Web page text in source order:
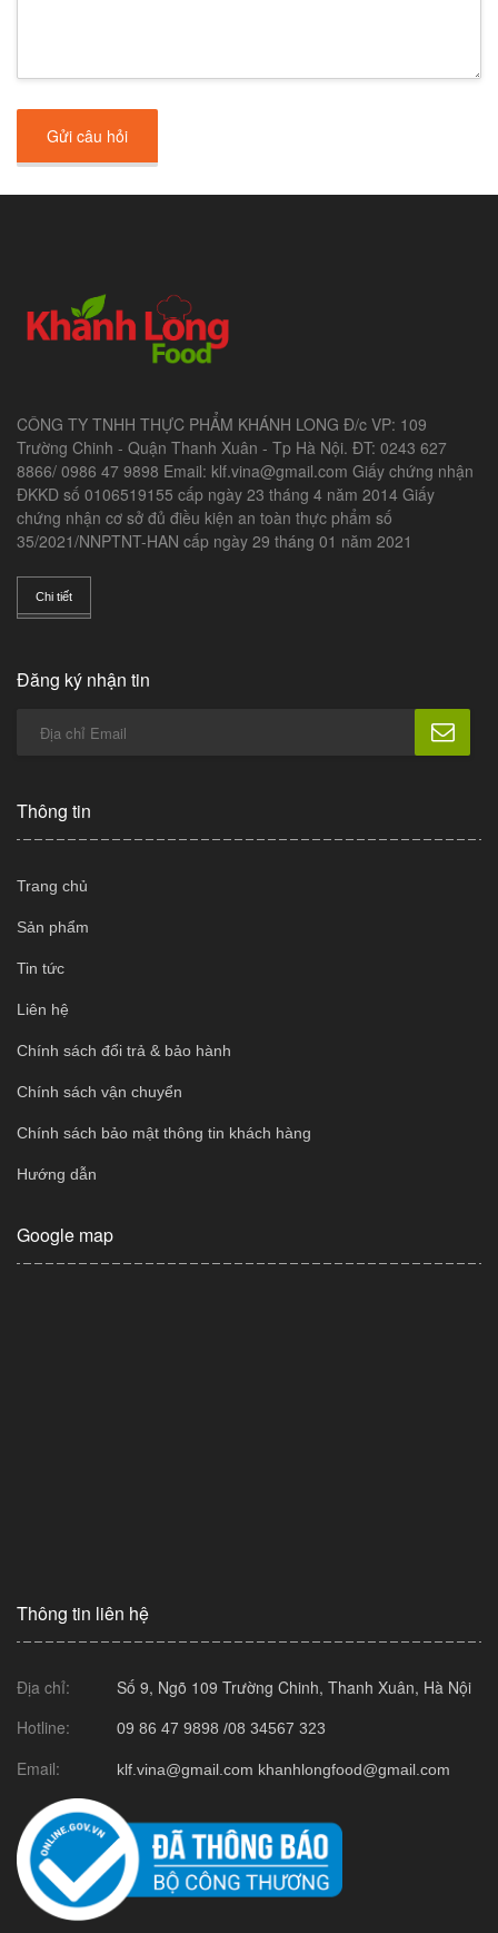
Gửi câu hỏi
CÔNG TY TNHH THỰC PHẨM KHÁNH LONG Đ/c VP: 109
Trường Chinh - Quận Thanh Xuân - Tp Hà Nội. ĐT: 0243 627
8866/ 0986 47 9898 Email: klf.vina@gmail.com Giấy chứng nhận
ĐKKD số 0106519155 cấp ngày 23 tháng 4 năm 2014 Giấy
chứng nhận cơ sở đủ điều kiện an toàn thực phẩm số
35/2021/NNPTNT-HAN cấp ngày 29 tháng 01 năm 2021
Chi tiết
Đăng ký nhận tin
Thông tin
Trang chủ
Sản phẩm
Tin tức
Liên hệ
Chính sách đổi trả & bảo hành
Chính sách vận chuyển
Chính sách bảo mật thông tin khách hàng
Hướng dẫn
Google map
Thông tin liên hệ
Địa chỉ:
Số 9, Ngõ 109 Trường Chinh, Thanh Xuân, Hà Nội
Hotline:
09 86 47 9898 /08 34567 323
Email: klf.vina@gmail.com khanhlongfood@gmail.com